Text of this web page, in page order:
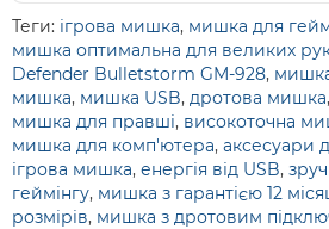
Теги: ігрова мишка, мишка для
мишка оптимальна для великих
Defender Bulletstorm GM-928,
мишка, мишка USB, дротова мишка,
мишка для правші, високоточна
мишка для комп'ютера, аксесуари
ігрова мишка, енергія від USB,
геймінгу, мишка з гарантією 12
розмірів, мишка з дротовим